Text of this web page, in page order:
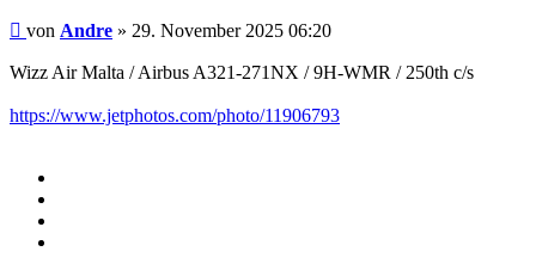
Beitrag
von Andre » 29. November 2025 06:20
Wizz Air Malta / Airbus A321-271NX / 9H-WMR / 250th c/s
https://www.jetphotos.com/photo/11906793